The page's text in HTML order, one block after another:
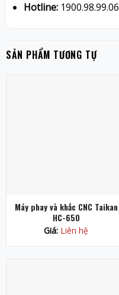
Hotline:1900.98.99.06
SẢN PHẨM TƯƠNG TỰ
Máy phay và khắc CNC Taikan
HC-650
Giá: Liên hệ